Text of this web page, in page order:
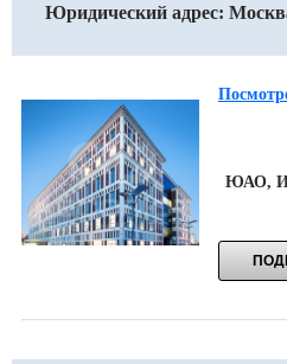
Юридический адрес:
ЮАО,